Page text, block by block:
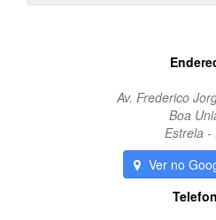
Av. Frederico
Boa
Estrela -
Ver no